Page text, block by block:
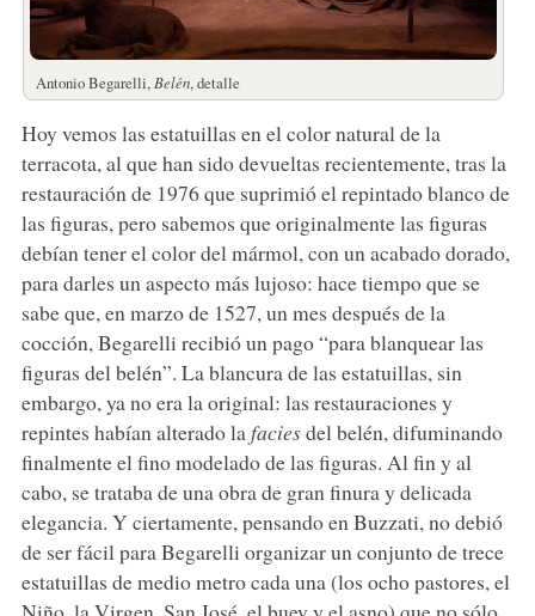
Antonio Begarelli, Belén, detalle
Hoy vemos las estatuillas en el color natural de la
terracota, al que han sido devueltas recientemente, tras la
restauración de 1976 que suprimió el repintado blanco de
las figuras, pero sabemos que originalmente las figuras
debían tener el color del mármol, con un acabado dorado,
para darles un aspecto más lujoso: hace tiempo que se
sabe que, en marzo de 1527, un mes después de la
cocción, Begarelli recibió un pago “para blanquear las
figuras del belén”. La blancura de las estatuillas, sin
embargo, ya no era la original: las restauraciones y
repintes habían alterado la faciesdel belén, difuminando
finalmente el fino modelado de las figuras. Al fin y al
cabo, se trataba de una obra de gran finura y delicada
elegancia. Y ciertamente, pensando en Buzzati, no debió
de ser fácil para Begarelli organizar un conjunto de trece
estatuillas de medio metro cada una (los ocho pastores, el